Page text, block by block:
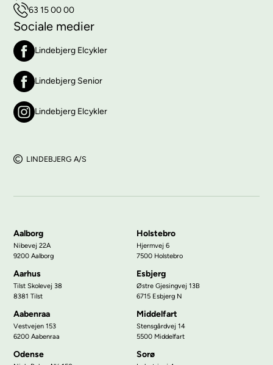
63 15 00 00
Sociale medier
Lindebjerg Elcykler
Lindebjerg Senior
Lindebjerg Elcykler
LINDEBJERG A/S
Aalborg
Nibevej 22A
9200 Aalborg
Holstebro
Hjermvej 6
7500 Holstebro
Aarhus
Tilst Skolevej 38
8381 Tilst
Esbjerg
Østre Gjesingvej 13B
6715 Esbjerg N
Aabenraa
Vestvejen 153
6200 Aabenraa
Middelfart
Stensgårdvej 14
5500 Middelfart
Odense Sorø